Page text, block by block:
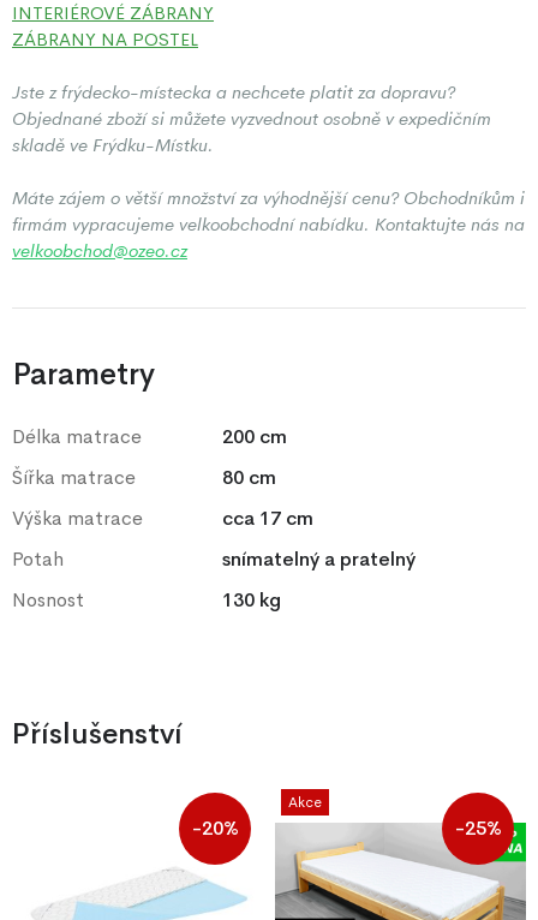
INTERIÉROVÉ ZÁBRANY
ZÁBRANY NA POSTEL
Jste z frýdecko-místecka a nechcete platit za dopravu?
Objednané zboží si můžete vyzvednout osobně v expedičním
skladě ve Frýdku-Místku.
Máte zájem o větší množství za výhodnější cenu? Obchodníkům i
firmám vypracujeme velkoobchodní nabídku. Kontaktujte nás na
velkoobchod@ozeo.cz
Parametry
Délka matrace
200 cm
Šířka matrace
80 cm
Výška matrace
cca 17 cm
Potah
snímatelný a pratelný
Nosnost
130 kg
Příslušenství
-20%
Akce
-25%